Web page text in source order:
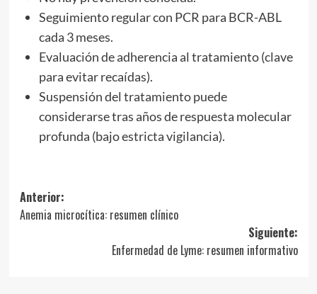
Seguimiento regular con PCR para BCR-ABL
cada 3 meses.
Evaluación de adherencia al tratamiento (clave
para evitar recaídas).
Suspensión del tratamiento puede
considerarse tras años de respuesta molecular
profunda (bajo estricta vigilancia).
Navegación
de
Anterior:
Anemia microcítica: resumen clínico
Siguiente:
Enfermedad de Lyme: resumen informativo